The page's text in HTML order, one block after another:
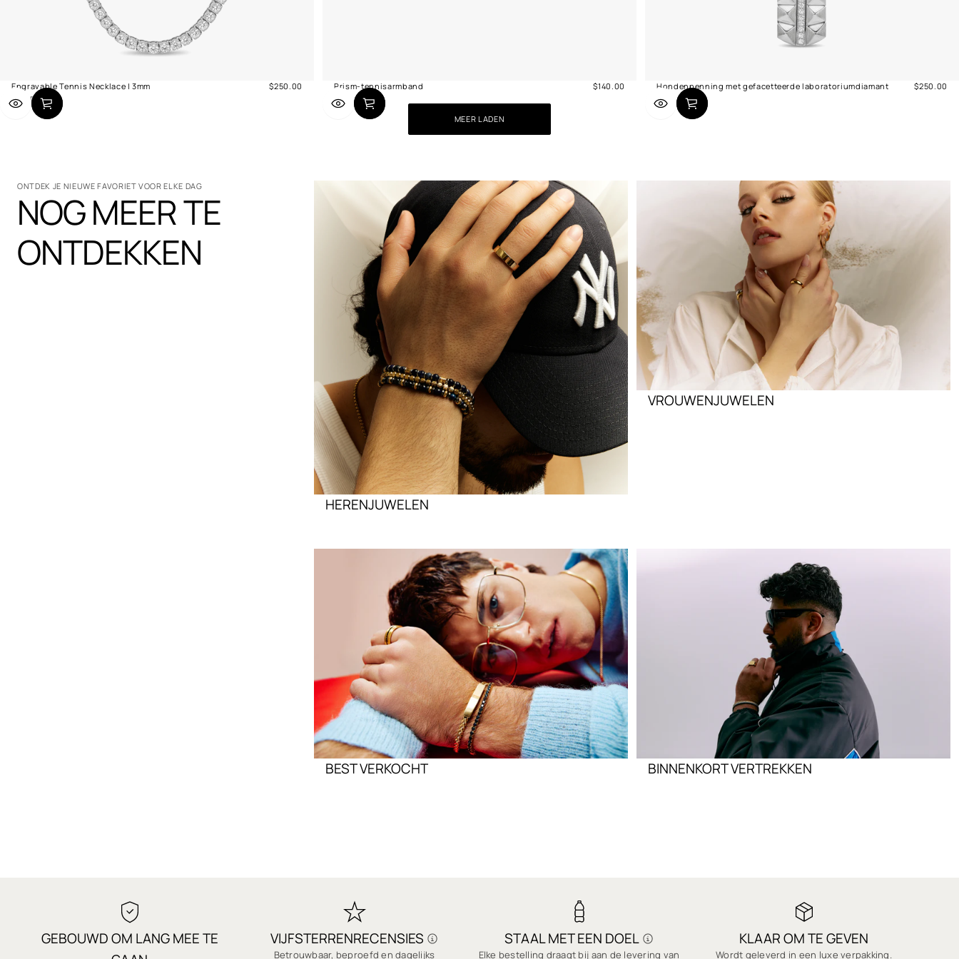
Engravable Tennis Necklace | 3mm
Normale
$250.00
Zilver
Prism-tennisarmband
Normale
$140.00 Hondenpenning met gefacetteerde laboratoriumdiamant
Normale
$250.00
MEER LADEN
ONTDEK JE NIEUWE FAVORIET VOOR ELKE DAG
NOG MEER TE
ONTDEKKEN
HERENJUWELEN
VROUWENJUWELEN
BEST VERKOCHT BINNENKORT VERTREKKEN
GEBOUWD OM LANG MEE TE
VIJFSTERRENRECENSIES
Betrouwbaar, beproefd en dagelijks
STAAL MET EEN DOEL
Elke bestelling draagt bij aan de levering van
KLAAR OM TE GEVEN
Wordt geleverd in een luxe verpakking.